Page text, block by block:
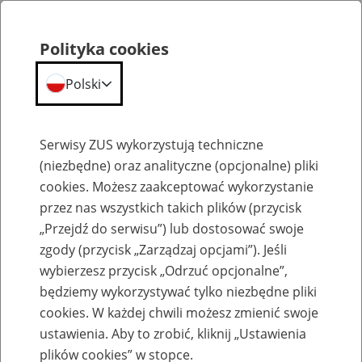
Szkolenia
Zaproś ZUS do siebie: Aktywni 50+
Polityka cookies
Polski
Serwisy ZUS wykorzystują techniczne
(niezbędne) oraz analityczne (opcjonalne) pliki
cookies. Możesz zaakceptować wykorzystanie
przez nas wszystkich takich plików (przycisk
„Przejdź do serwisu”) lub dostosować swoje
zgody (przycisk „Zarządzaj opcjami”). Jeśli
wybierzesz przycisk „Odrzuć opcjonalne”,
będziemy wykorzystywać tylko niezbędne pliki
cookies. W każdej chwili możesz zmienić swoje
ustawienia. Aby to zrobić, kliknij „Ustawienia
plików cookies” w stopce.